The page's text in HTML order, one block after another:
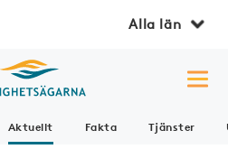
Alla län
Aktuellt Fakta Tjänster